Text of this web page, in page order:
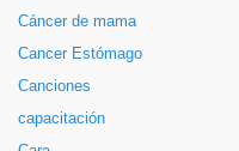
Cáncer de mama
Cancer Estómago
Canciones
capacitación